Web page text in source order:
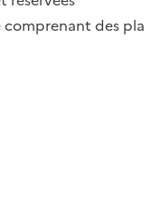
comprenant des pla